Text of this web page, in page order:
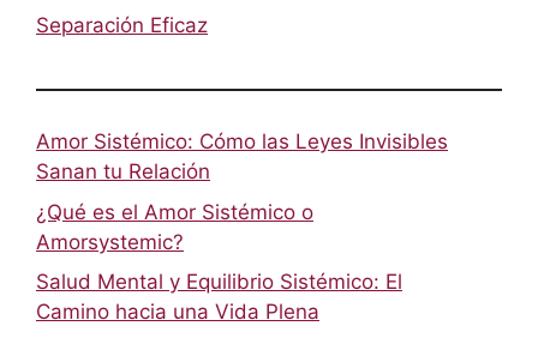
Separación Eficaz
Amor Sistémico: Cómo las Leyes Invisibles
Sanan tu Relación
¿Qué es el Amor Sistémico o
Amorsystemic?
Salud Mental y Equilibrio Sistémico: El
Camino hacia una Vida Plena